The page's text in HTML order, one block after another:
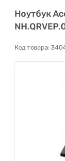
Ноутбук
Код товара: